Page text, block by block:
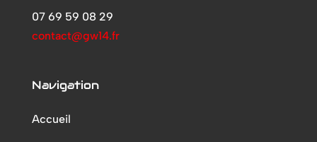
07 69 59 08 29
contact@gw14.fr
Navigation
Accueil